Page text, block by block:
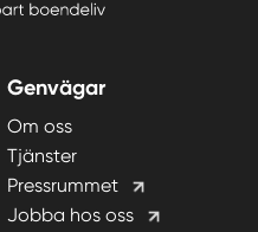
Genvägar
Om oss
Tjänster
Pressrummet
Jobba hos oss